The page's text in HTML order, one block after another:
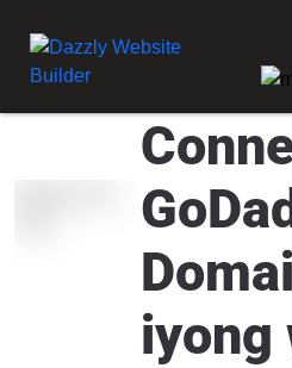
iyong